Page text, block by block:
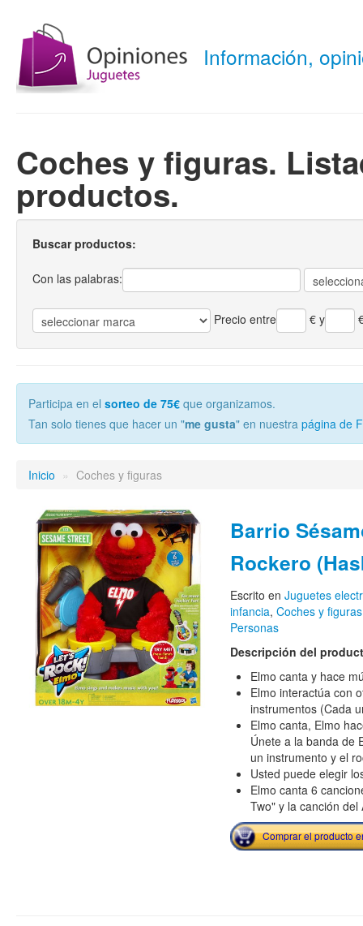
Información,
Coches y figuras.
productos.
Buscar productos:
Con las palabras:
Precio entre €y
Participa en el sorteo de 75€ que organizamos.
Tan solo tienes que hacer un "me gusta" en nuestra página de
Inicio » Coches y figuras
Barrio
Rockero
Escrito en Juguetes
infancia, Coches y figuras
Personas
Descripción del
Elmo canta y hace
Elmo interactúa con
instrumentos (Cada
Elmo canta, Elmo
Únete a la banda de
un instrumento y el
Usted puede elegir
Elmo canta 6
Two" y la canción del
Comprar el producto